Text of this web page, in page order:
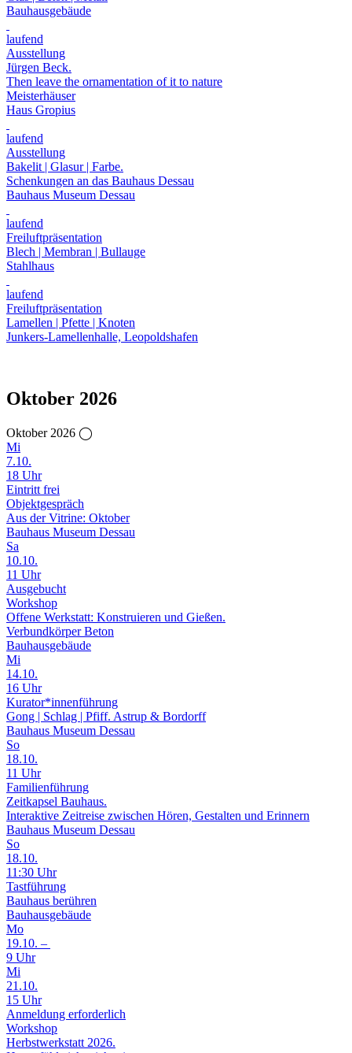
Bauhausgebäude
laufend
Ausstellung
Jürgen Beck.
Then leave the ornamentation of it to nature
Meisterhäuser
Haus Gropius
laufend
Ausstellung
Bakelit | Glasur | Farbe.
Schenkungen an das Bauhaus Dessau
Bauhaus Museum Dessau
laufend
Freiluftpräsentation
Blech | Membran | Bullauge
Stahlhaus
laufend
Freiluftpräsentation
Lamellen | Pfette | Knoten
Junkers-Lamellenhalle, Leopoldshafen
Oktober 2026
Oktober 2026 ◯
Mi
7.10.
18 Uhr
Eintritt frei
Objektgespräch
Aus der Vitrine: Oktober
Bauhaus Museum Dessau
Sa
10.10.
11 Uhr
Ausgebucht
Workshop
Offene Werkstatt: Konstruieren und Gießen.
Verbundkörper Beton
Bauhausgebäude
Mi
14.10.
16 Uhr
Kurator*innenführung
Gong | Schlag | Pfiff. Astrup & Bordorff
Bauhaus Museum Dessau
So
18.10.
11 Uhr
Familienführung
Zeitkapsel Bauhaus.
Interaktive Zeitreise zwischen Hören, Gestalten und Erinnern
Bauhaus Museum Dessau
So
18.10.
11:30 Uhr
Tastführung
Bauhaus berühren
Bauhausgebäude
Mo
19.10. –
9 Uhr
Mi
21.10.
15 Uhr
Anmeldung erforderlich
Workshop
Herbstwerkstatt 2026.